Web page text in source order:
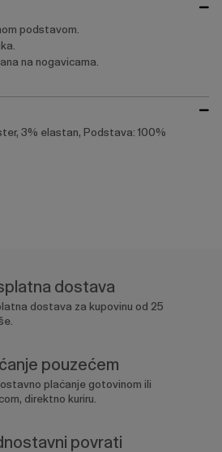
podstavom.
na nogavicama.
3% elastan, Podstava: 100%
dostava
dostava za kupovinu od 25
pouzećem
plaćanje gotovinom ili
direktno kuriru.
povrati